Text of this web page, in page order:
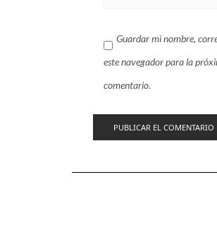
Guardar mi nombre,
este navegador para la
comentario.